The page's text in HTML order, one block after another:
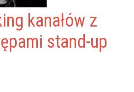
kanałów z
stand-up